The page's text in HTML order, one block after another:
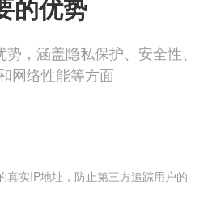
的优势
，涵盖隐私保护、安全性、
网络性能等方面
真实IP地址，防止第三方追踪用户的